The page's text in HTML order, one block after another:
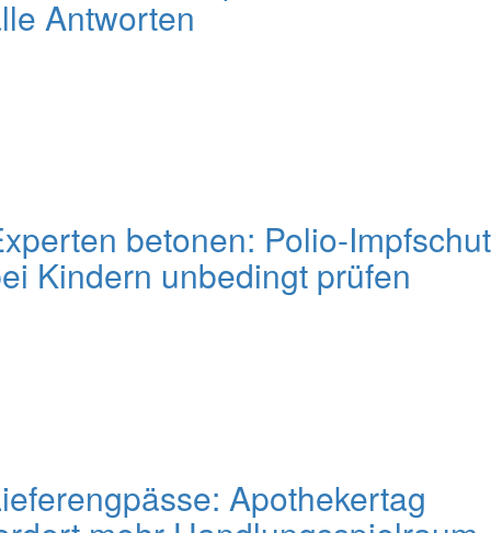
Antworten
betonen: Polio-
Kindern unbedingt prüfen
Apothekertag